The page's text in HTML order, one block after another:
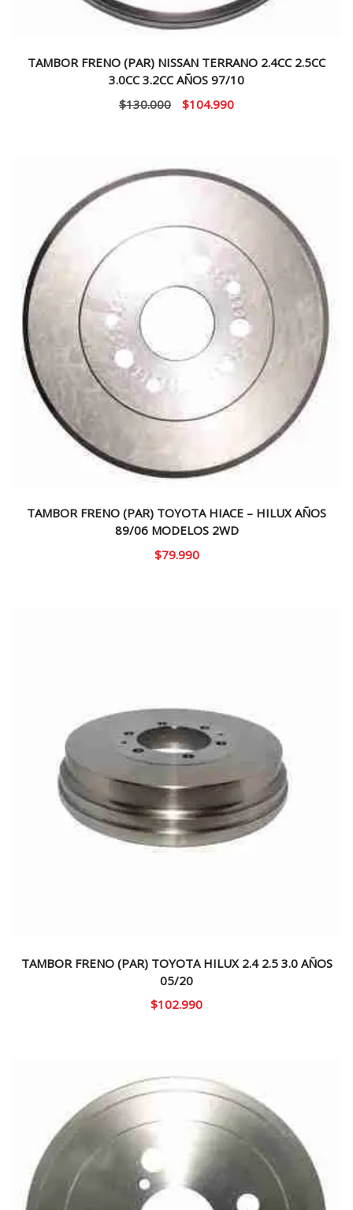
TAMBOR FRENO (PAR) NISSAN TERRANO 2.4CC 2.5CC
3.0CC 3.2CC AÑOS 97/10
$130.000
El
$130.000.
$104.990El
$104.990.
TAMBOR FRENO (PAR) TOYOTA HIACE – HILUX AÑOS
89/06 MODELOS 2WD
$79.990
TAMBOR FRENO (PAR) TOYOTA HILUX 2.4 2.5 3.0 AÑOS
05/20
$102.990